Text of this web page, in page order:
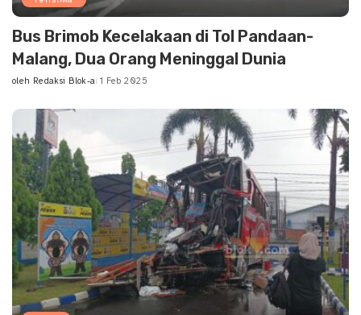
Bus Brimob Kecelakaan di Tol Pandaan-
Malang, Dua Orang Meninggal Dunia
Posted
oleh Redaksi Blok-a 1 Feb 2025